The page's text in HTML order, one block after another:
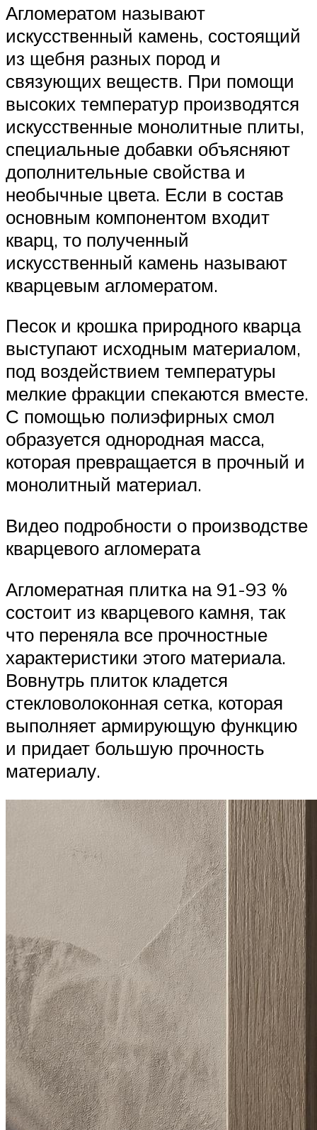
Агломератом называют
искусственный камень, состоящий
из щебня разных пород и
связующих веществ. При помощи
высоких температур производятся
искусственные монолитные плиты,
специальные добавки объясняют
дополнительные свойства и
необычные цвета. Если в состав
основным компонентом входит
кварц, то полученный
искусственный камень называют
кварцевым агломератом.
Песок и крошка природного кварца
выступают исходным материалом,
под воздействием температуры
мелкие фракции спекаются вместе.
С помощью полиэфирных смол
образуется однородная масса,
которая превращается в прочный и
монолитный материал.
Видео подробности о производстве
кварцевого агломерата
Агломератная плитка на 91-93 %
состоит из кварцевого камня, так
что переняла все прочностные
характеристики этого материала.
Вовнутрь плиток кладется
стекловолоконная сетка, которая
выполняет армирующую функцию
и придает большую прочность
материалу.